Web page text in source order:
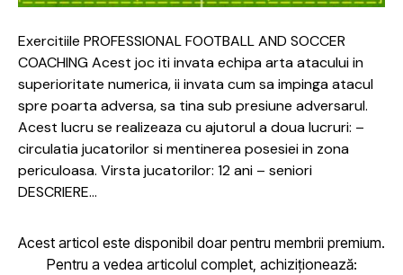
Exercitiile PROFESSIONAL FOOTBALL AND SOCCER
COACHING Acest joc iti invata echipa arta atacului in
superioritate numerica, ii invata cum sa impinga atacul
spre poarta adversa, sa tina sub presiune adversarul.
Acest lucru se realizeaza cu ajutorul a doua lucruri: –
circulatia jucatorilor si mentinerea posesiei in zona
periculoasa. Virsta jucatorilor: 12 ani – seniori
DESCRIERE…
Acest articol este disponibil doar pentru membrii premium.
Pentru a vedea articolul complet, achiziționează: